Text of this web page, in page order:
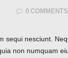
0 COMMENTS
sequi nesciunt.
non numquam